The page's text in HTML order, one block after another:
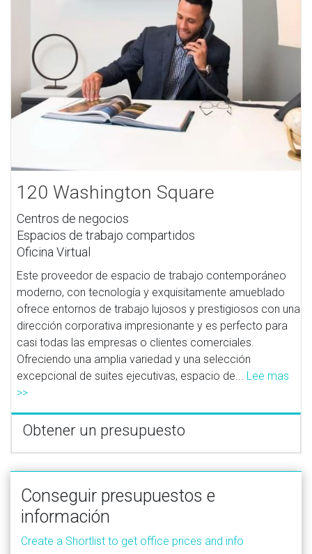
120 Washington Square
Centros de negocios
Espacios de trabajo compartidos
Oficina Virtual
Este proveedor de espacio de trabajo contemporáneo
moderno, con tecnología y exquisitamente amueblado
ofrece entornos de trabajo lujosos y prestigiosos con una
dirección corporativa impresionante y es perfecto para
casi todas las empresas o clientes comerciales.
Ofreciendo una amplia variedad y una selección
excepcional de suites ejecutivas, espacio de... Lee mas
>>
Obtener un presupuesto
Conseguir presupuestos e
información
Create a Shortlist to get office prices and info